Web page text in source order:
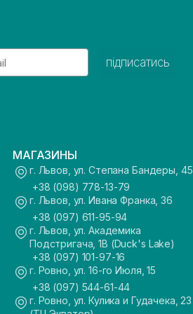
підписатись
МАГАЗИНЫ
г. Львов, ул. Степана Бандеры, 45
+38 (098) 778-13-79
г. Львов, ул. Ивана Франка, 36
+38 (097) 611-95-94
г. Львов, ул. Академика
Подстригача, 1В (Duck's Lake)
+38 (097) 101-97-16
г. Ровно, ул. 16-го Июля, 15
+38 (097) 544-61-44
г. Ровно, ул. Кулика и Гудачека, 23